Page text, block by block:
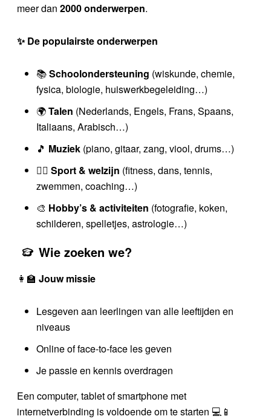
meer dan 2000 onderwerpen.
✨ De populairste onderwerpen
📚Schoolondersteuning (wiskunde, chemie,
fysica, biologie, huiswerkbegeleiding…)
🌍Talen (Nederlands, Engels, Frans, Spaans,
Italiaans, Arabisch…)
🎵 Muziek (piano, gitaar, zang, viool, drums…)
🏃‍♂️ Sport & welzijn (fitness, dans, tennis,
zwemmen, coaching…)
🎨 Hobby’s & activiteiten (fotografie, koken,
schilderen, spelletjes, astrologie…)
Wie zoeken we?
👩‍🏫 Jouw missie
Lesgeven aan leerlingen van alle leeftijden en
niveaus
Online of face-to-face les geven
Je passie en kennis overdragen
Een computer, tablet of smartphone met
internetverbinding is voldoende om te starten 💻📱